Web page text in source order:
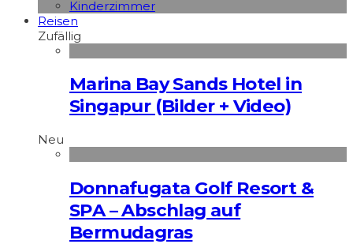
Kinderzimmer
Reisen
Zufällig
Marina Bay Sands Hotel in
Singapur (Bilder + Video)
Neu
Donnafugata Golf Resort &
SPA – Abschlag auf
Bermudagras